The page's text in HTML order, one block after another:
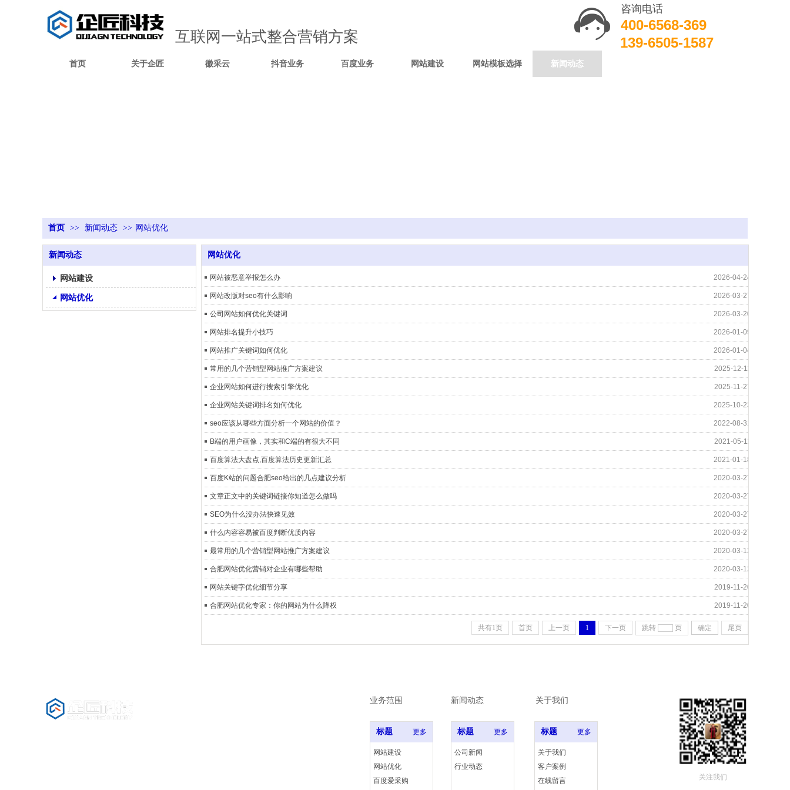
400-6568-369
互联网一站式整合营销方案
咨询电话
139-6505-1587
首页 关于企匠 徽采云 抖音业务 百度业务 网站建设 网站模板选择 新闻动态
首页 >> 新闻动态 >> 网站优化
新闻动态
网站建设
网站优化
网站优化
网站被恶意举报怎么办 2026-04-24
网站改版对seo有什么影响 2026-03-27
公司网站如何优化关键词 2026-03-20
网站排名提升小技巧 2026-01-09
网站推广关键词如何优化 2026-01-04
常用的几个营销型网站推广方案建议 2025-12-11
企业网站如何进行搜索引擎优化 2025-11-27
企业网站关键词排名如何优化 2025-10-23
seo应该从哪些方面分析一个网站的价值？ 2022-08-31
B端的用户画像，其实和C端的有很大不同 2021-05-11
百度算法大盘点,百度算法历史更新汇总 2021-01-18
百度K站的问题合肥seo给出的几点建议分析 2020-03-27
文章正文中的关键词链接你知道怎么做吗 2020-03-27
SEO为什么没办法快速见效 2020-03-27
什么内容容易被百度判断优质内容 2020-03-27
最常用的几个营销型网站推广方案建议 2020-03-12
合肥网站优化营销对企业有哪些帮助 2020-03-12
网站关键字优化细节分享 2019-11-20
合肥网站优化专家：你的网站为什么降权 2019-11-20
共有1页 首页 上一页 1 下一页 跳转 页 确定 尾页
标题 更多
网站建设
网站优化
百度爱采购
标题 更多
公司新闻
行业动态
标题 更多
关于我们
客户案例
在线留言
业务范围 关于我们
新闻动态
关注我们